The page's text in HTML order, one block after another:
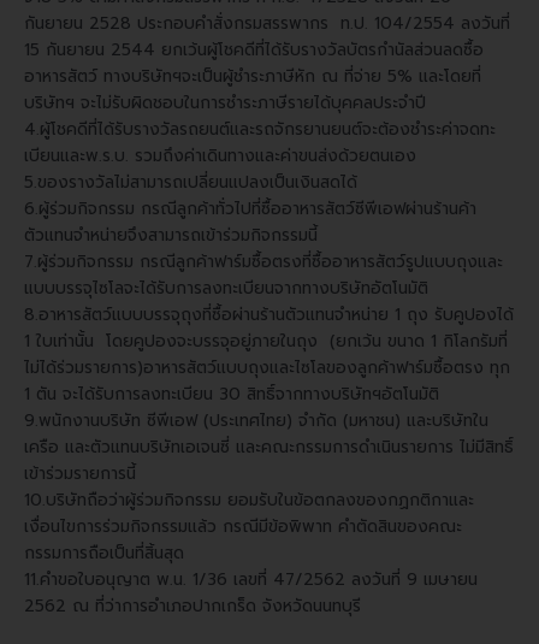
กันยายน 2528 ประกอบคำสั่งกรมสรรพากร ท.ป. 104/2554 ลงวันที่
15 กันยายน 2544 ยกเว้นผู้โชคดีที่ได้รับรางวัลบัตรกำนัลส่วนลดซื้อ
อาหารสัตว์ ทางบริษัทฯจะเป็นผู้ชำระภาษีหัก ณ ที่จ่าย 5% และโดยที่
บริษัทฯ จะไม่รับผิดชอบในการชำระภาษีรายได้บุคคลประจำปี
4.ผู้โชคดีที่ได้รับรางวัลรถยนต์และรถจักรยานยนต์จะต้องชำระค่าจดทะ
เบียนและพ.ร.บ. รวมถึงค่าเดินทางและค่าขนส่งด้วยตนเอง
5.ของรางวัลไม่สามารถเปลี่ยนแปลงเป็นเงินสดได้
6.ผู้ร่วมกิจกรรม กรณีลูกค้าทั่วไปที่ซื้ออาหารสัตว์ซีพีเอฟผ่านร้านค้า
ตัวแทนจำหน่ายจึงสามารถเข้าร่วมกิจกรรมนี้
7.ผู้ร่วมกิจกรรม กรณีลูกค้าฟาร์มซื้อตรงที่ซื้ออาหารสัตว์รูปแบบถุงและ
แบบบรรจุไซโลจะได้รับการลงทะเบียนจากทางบริษัทอัตโนมัติ
8.อาหารสัตว์แบบบรรจุถุงที่ซื้อผ่านร้านตัวแทนจำหน่าย 1 ถุง รับคูปองได้
1 ใบเท่านั้น โดยคูปองจะบรรจุอยู่ภายในถุง (ยกเว้น ขนาด 1 กิโลกรัมที่
ไม่ได้ร่วมรายการ)อาหารสัตว์แบบถุงและไซโลของลูกค้าฟาร์มซื้อตรง ทุก
1 ตัน จะได้รับการลงทะเบียน 30 สิทธิ์จากทางบริษัทฯอัตโนมัติ
9.พนักงานบริษัท ซีพีเอฟ (ประเทศไทย) จำกัด (มหาชน) และบริษัทใน
เครือ และตัวแทนบริษัทเอเจนซี่ และคณะกรรมการดำเนินรายการ ไม่มีสิทธิ์
เข้าร่วมรายการนี้
10.บริษัทถือว่าผู้ร่วมกิจกรรม ยอมรับในข้อตกลงของกฏกติกาและ
เงื่อนไขการร่วมกิจกรรมแล้ว กรณีมีข้อพิพาท คำตัดสินของคณะ
กรรมการถือเป็นที่สิ้นสุด
11.คำขอใบอนุญาต พ.น. 1/36 เลขที่ 47/2562 ลงวันที่ 9 เมษายน
2562 ณ ที่ว่าการอำเภอปากเกร็ด จังหวัดนนทบุรี